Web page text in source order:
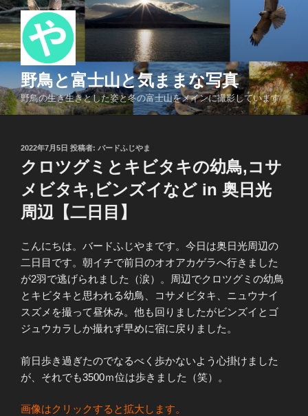
コ
ン
テ
へ
ス
野鳥と富士山と気ままな写真
野鳥の生き生きとした姿と冬の富士山をメインに撮影しています
投
日:
2022年7月5日 投稿者: バードふじやま
クロツグミとキビタキの幼鳥,コサ
メビタキ,ビンズイなど in 奥日光
周辺【二日目】
こんにちは。バードふじやまです。今日は奥日光周辺の
二日目です。朝イチで前日のオオアカゲラへ行きました
が2羽で逃げられました（涙）。周辺でクロツグミの幼鳥
とキビタキと思われる幼鳥、コサメビタキ、ニュウナイ
スズメを撮って昼休み。他も回りましたがビンズイとゴ
ジュウカラしか撮れず早めに宿に戻りました。
前日歩き過ぎたのでなるべく歩かないよう心掛けました
が、それでも3500ｍ位は歩きました（笑）。
画像はクリックすると拡大します。